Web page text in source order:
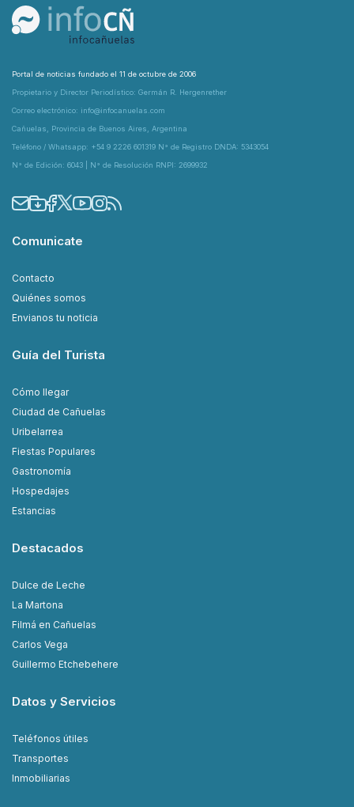
Portal de noticias fundado el 11 de octubre de 2006
Propietario y Director Periodístico: Germán R. Hergenrether
Correo electrónico: info@infocanuelas.com
Cañuelas, Provincia de Buenos Aires, Argentina
Teléfono / Whatsapp: +54 9 2226 601319 N° de Registro DNDA: 5343054
N° de Edición: 6043 | N° de Resolución RNPI: 2699932
Comunicate
Contacto
Quiénes somos
Envianos tu noticia
Guía del Turista
Cómo llegar
Ciudad de Cañuelas
Uribelarrea
Fiestas Populares
Gastronomía
Hospedajes
Estancias
Destacados
Dulce de Leche
La Martona
Filmá en Cañuelas
Carlos Vega
Guillermo Etchebehere
Datos y Servicios
Teléfonos útiles
Transportes
Inmobiliarias